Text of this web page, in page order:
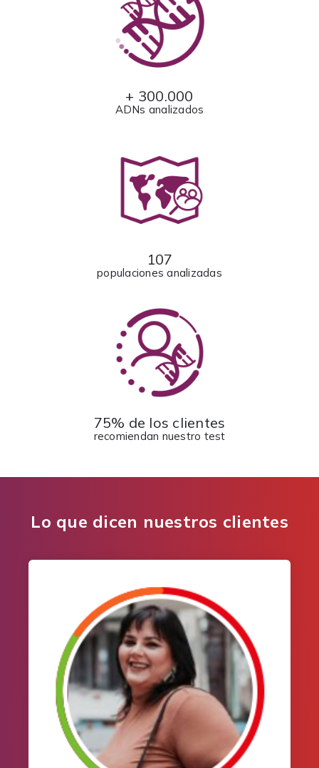
+ 300.000
ADNs analizados
107
populaciones analizadas
75% de los clientes
recomiendan nuestro test
Lo que dicen nuestros clientes